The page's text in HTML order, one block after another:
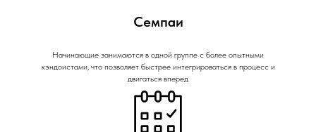
Семпаи
Начинающие занимаются в одной группе с более опытными
кэндоистами, что позволяет быстрее интегрироваться в процесс и
двигаться вперед